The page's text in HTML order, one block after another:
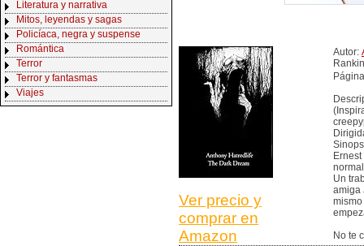
Literatura y narrativa
Mitos, leyendas y sagas
Policíaca, negra y suspense
Romántica
Terror
Terror y fantasmas
Viajes
Ver precio y
comprar en
Amazon
Autor:
Un
amiga
No te